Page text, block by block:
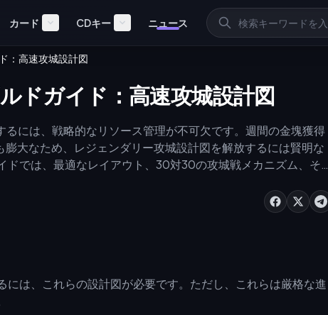
カード CDキー ニュース
：高速攻城設計図
ドガイド：高速攻城設計図
には、戦略的なリソース管理が不可欠です。週間の金塊獲得
大なため、レジェンダリー攻城設計図を解放するには賢明な
では、最適なレイアウト、30対30の攻城戦メカニズム、そし
は、これらの設計図が必要です。ただし、これらは厳格な進